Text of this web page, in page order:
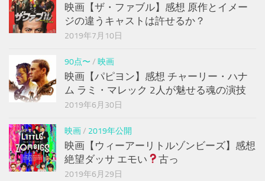
映画【ザ・ファブル】感想 原作とイメー
ジの違うキャストは許せるか？
2019年7月10日
90点〜 / 映画
映画【パピヨン】感想 チャーリー・ハナ
ム ラミ・マレック 2人が魅せる魂の演技
2019年6月30日
映画/ 2019年公開
映画【ウィーアーリトルゾンビーズ】感想
絶望ダッサ エモい
古っ
2019年6月29日